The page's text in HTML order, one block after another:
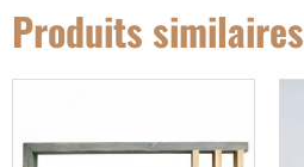
Produits similaires